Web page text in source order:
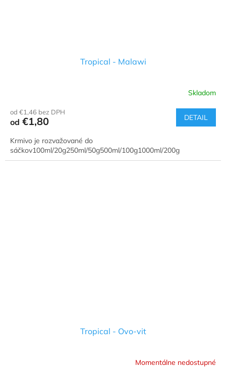
Tropical - Malawi
Skladom
od €1,46 bez DPH
od €1,80 DETAIL
Krmivo je rozvažované do
sáčkov100ml/20g250ml/50g500ml/100g1000ml/200g
Tropical - Ovo-vit
Momentálne nedostupné